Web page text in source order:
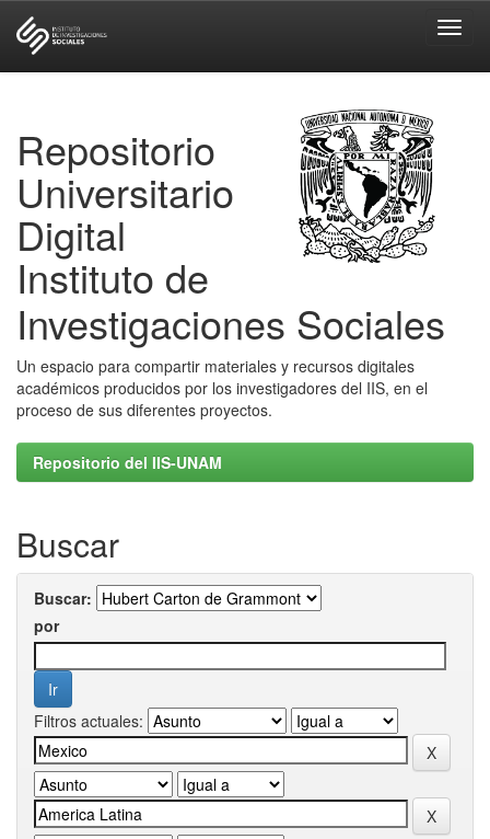
Repositorio
Universitario
Digital
Instituto de
Investigaciones Sociales
Un espacio para compartir materiales y recursos digitales
académicos producidos por los investigadores del IIS, en el
proceso de sus diferentes proyectos.
Repositorio del IIS-UNAM
Buscar
Buscar:
por
Filtros actuales: